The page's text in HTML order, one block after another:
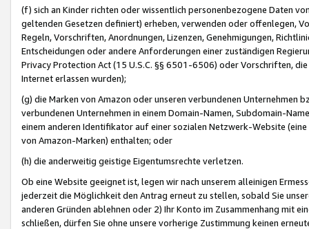
(f) sich an Kinder richten oder wissentlich personenbezogene Daten
geltenden Gesetzen definiert) erheben, verwenden oder offenlegen,
Regeln, Vorschriften, Anordnungen, Lizenzen, Genehmigungen,
Entscheidungen oder andere Anforderungen einer zuständigen
Privacy Protection Act (15 U.S.C. §§ 6501-6506) oder Vorschriften,
Internet erlassen wurden);
(g) die Marken von Amazon oder unseren verbundenen Unternehmen
verbundenen Unternehmen in einem Domain-Namen, Subdomain-
einem anderen Identifikator auf einer sozialen Netzwerk-Website
von Amazon-Marken) enthalten; oder
(h) die anderweitig geistige Eigentumsrechte verletzen.
Ob eine Website geeignet ist, legen wir nach unserem alleinigen
jederzeit die Möglichkeit den Antrag erneut zu stellen, sobald Sie
anderen Gründen ablehnen oder 2) Ihr Konto im Zusammenhang mit
schließen, dürfen Sie ohne unsere vorherige Zustimmung keinen